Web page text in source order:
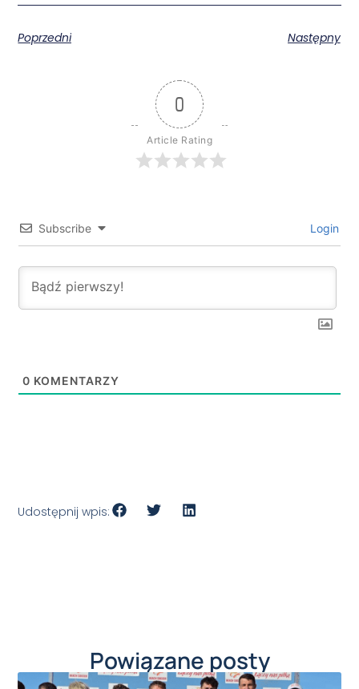
Poprzedni Następny
0
Article Rating
Subscribe Login
0 KOMENTARZY
Udostępnij wpis:
Powiązane posty